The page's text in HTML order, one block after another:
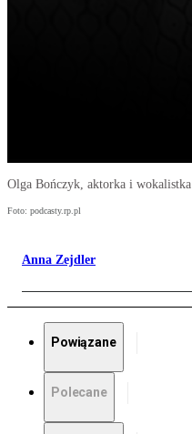
Olga Bończyk, aktorka i wokalistka
Foto: podcasty.rp.pl
Anna Zejdler
Powiązane
Polecane